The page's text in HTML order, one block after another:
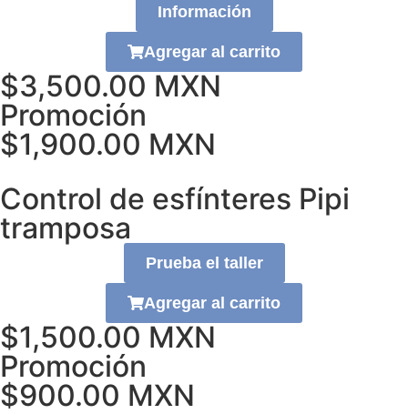
Información
Agregar al carrito
$3,500.00 MXN
Promoción
$1,900.00 MXN
Control de esfínteres Pipi
tramposa
Prueba el taller
Agregar al carrito
$1,500.00 MXN
Promoción
$900.00 MXN